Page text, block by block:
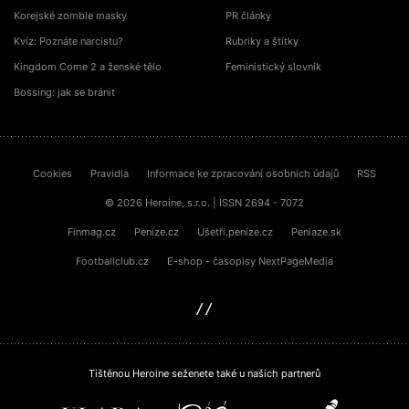
Korejské zombie masky
Kvíz: Poznáte narcistu?
Kingdom Come 2 a ženské tělo
Bossing: jak se bránit
PR články
Rubriky a štítky
Feministický slovník
Cookies Pravidla Informace ke zpracování osobních údajů RSS
© 2026 Heroine, s.r.o. | ISSN 2694 - 7072
Finmag.cz Peníze.cz Ušetři.peníze.cz Peniaze.sk
Footballclub.cz E-shop - časopisy NextPageMedia
Tištěnou Heroine seženete také u našich partnerů